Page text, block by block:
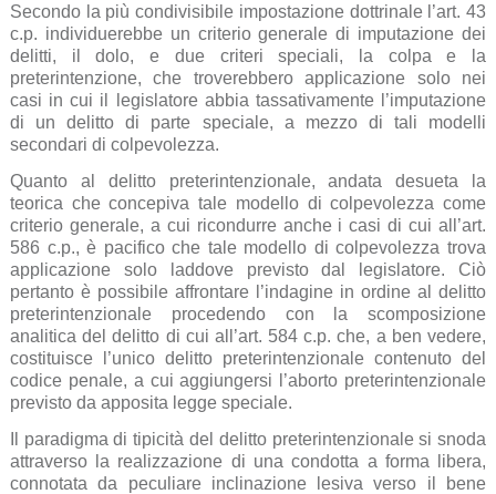
Secondo la più condivisibile impostazione dottrinale l’art. 43
c.p. individuerebbe un criterio generale di imputazione dei
delitti, il dolo, e due criteri speciali, la colpa e la
preterintenzione, che troverebbero applicazione solo nei
casi in cui il legislatore abbia tassativamente l’imputazione
di un delitto di parte speciale, a mezzo di tali modelli
secondari di colpevolezza.
Quanto al delitto preterintenzionale, andata desueta la
teorica che concepiva tale modello di colpevolezza come
criterio generale, a cui ricondurre anche i casi di cui all’art.
586 c.p., è pacifico che tale modello di colpevolezza trova
applicazione solo laddove previsto dal legislatore. Ciò
pertanto è possibile affrontare l’indagine in ordine al delitto
preterintenzionale procedendo con la scomposizione
analitica del delitto di cui all’art. 584 c.p. che, a ben vedere,
costituisce l’unico delitto preterintenzionale contenuto del
codice penale, a cui aggiungersi l’aborto preterintenzionale
previsto da apposita legge speciale.
Il paradigma di tipicità del delitto preterintenzionale si snoda
attraverso la realizzazione di una condotta a forma libera,
connotata da peculiare inclinazione lesiva verso il bene